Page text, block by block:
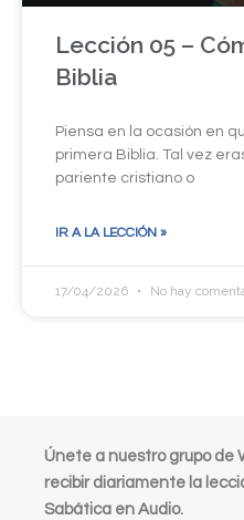
Lección 05 –
Biblia
Piensa en la ocasión en
primera Biblia. Tal vez
pariente cristiano o
IR A LA LECCIÓN »
17/04/2026 No hay
Únete a nuestro grupo de
recibir diariamente la
Sabática en Audio.